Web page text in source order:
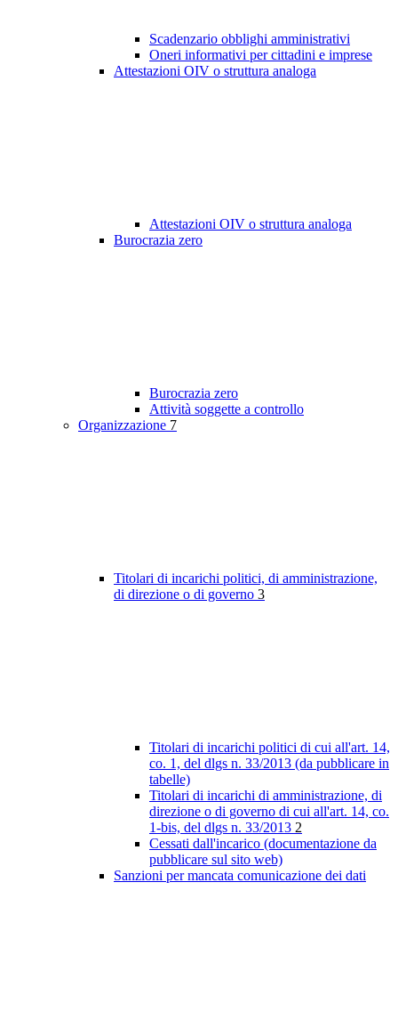
Scadenzario obblighi amministrativi
Oneri informativi per cittadini e imprese
Attestazioni OIV o struttura analoga
Attestazioni OIV o struttura analoga
Burocrazia zero
Burocrazia zero
Attività soggette a controllo
Organizzazione 7
Titolari di incarichi politici, di amministrazione,
di direzione o di governo 3
Titolari di incarichi politici di cui all'art. 14,
co. 1, del dlgs n. 33/2013 (da pubblicare in
tabelle)
Titolari di incarichi di amministrazione, di
direzione o di governo di cui all'art. 14, co.
1-bis, del dlgs n. 33/2013 2
Cessati dall'incarico (documentazione da
pubblicare sul sito web)
Sanzioni per mancata comunicazione dei dati